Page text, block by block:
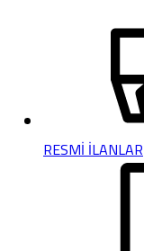
RESMİ İLANLAR